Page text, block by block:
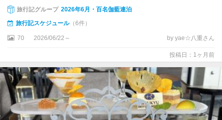
旅行記グループ 2026年6月・百名伽藍連泊
旅行記スケジュール（6件）
70 2026/06/22～ by yae☆八重さん
投稿日：1ヶ月前